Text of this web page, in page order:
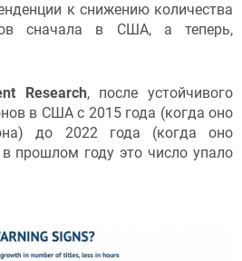
к снижению количества
сначала в США, а теперь,
Research, после устойчивого
в США с 2015 года (когда оно
до 2022 года (когда оно
прошлом году это число упало